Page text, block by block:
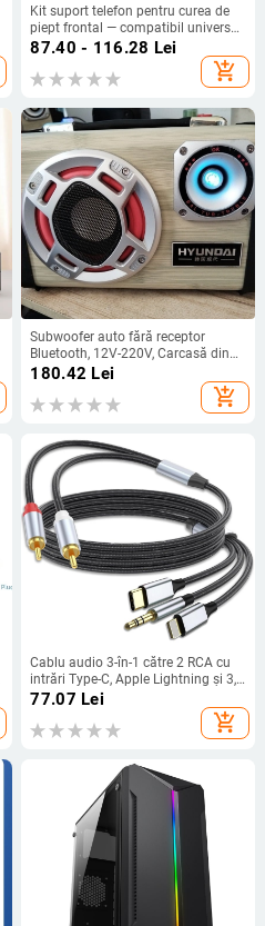
Kit suport telefon pentru curea de
piept frontal — compatibil universal,
din plastic + bandă elastică, logo
87.40 - 116.28 Lei
add_shopping_cart
Subwoofer auto fără receptor
Bluetooth, 12V-220V, Carcasă din
aliaj de aluminiu, IPX4, 40Hz-
încorporată 1200-2000mAh, SY-31
180.42 Lei
add_shopping_cart
Cablu audio 3-în-1 către 2 RCA cu
intrări Type-C, Apple Lightning și 3,5
mm, 2× RCA ieșiri, conductoare din
cupru fără oxigen, cupru placat cu
staniu, ROHS
77.07 Lei
add_shopping_cart